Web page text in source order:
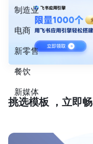
制造业
电商
新零售
餐饮
新媒体
挑选模板 ，立即